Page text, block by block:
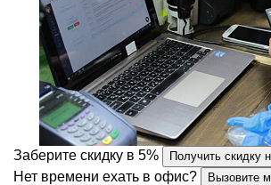
Заберите скидку в 5% Получить скидку
Нет времени ехать в офис? Вызовите